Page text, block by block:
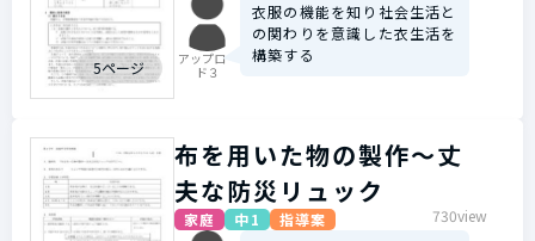
5ページ
アップロー
ド３
衣服の機能を知り社会生活と
の関わりを意識した衣生活を
構築する
布を用いた物の製作～丈
夫な防災リュック
家庭 中1 指導案 730view